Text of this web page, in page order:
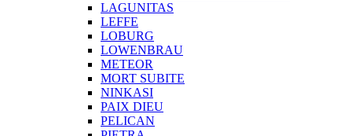
LAGUNITAS
LEFFE
LOBURG
LOWENBRAU
METEOR
MORT SUBITE
NINKASI
PAIX DIEU
PELICAN